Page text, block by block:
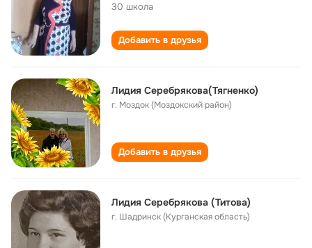
30 школа
Добавить в друзья
Лидия Серебрякова(Тягненко)
г. Моздок (Моздокский район)
Добавить в друзья
Лидия Серебрякова (Титова)
г. Шадринск (Курганская область)